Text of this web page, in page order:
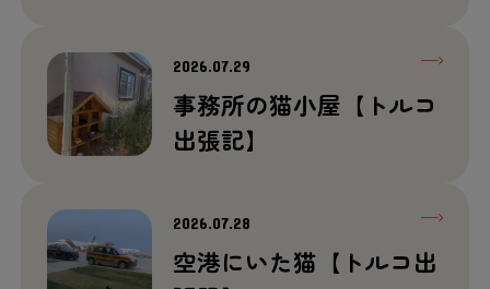
2026.07.29
事務所の猫小屋【トルコ
出張記】
2026.07.28
空港にいた猫【トルコ出